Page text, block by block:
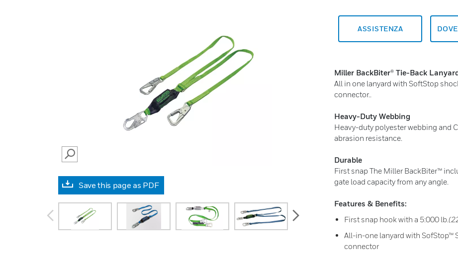
SEARCH
Save this page as PDF
ASSISTENZA
Miller BackBiter® Tie-Back
All in one lanyard with SoftStop
connector..
Heavy-Duty Webbing
Heavy-duty polyester webbing and
abrasion resistance.
Durable
First snap The Miller BackBiter™
gate load capacity from any angle.
Features & Benefits:
First snap hook with a 5:000 lb.
All-in-one lanyard with SofStop™
connector